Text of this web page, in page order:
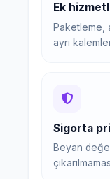
Ek
Paketleme,
ayrı
Sigorta
Beyan